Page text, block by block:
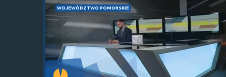
WOJEWÓDZTWO POMORSKIE